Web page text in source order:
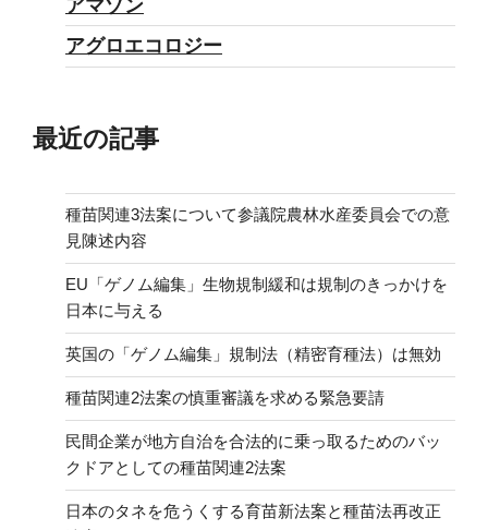
アマゾン
アグロエコロジー
最近の記事
種苗関連3法案について参議院農林水産委員会での意
見陳述内容
EU「ゲノム編集」生物規制緩和は規制のきっかけを
日本に与える
英国の「ゲノム編集」規制法（精密育種法）は無効
種苗関連2法案の慎重審議を求める緊急要請
民間企業が地方自治を合法的に乗っ取るためのバッ
クドアとしての種苗関連2法案
日本のタネを危うくする育苗新法案と種苗法再改正